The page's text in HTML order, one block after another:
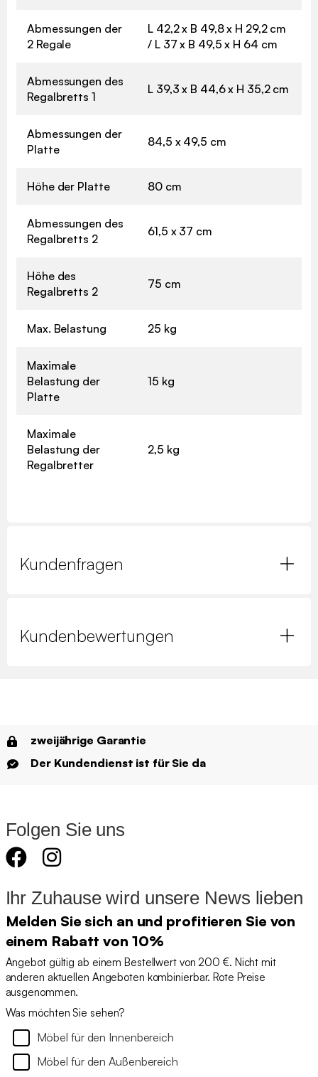
Abmessungen der
2 Regale
L 42,2 x B 49,8 x H 29,2 cm
/ L 37 x B 49,5 x H 64 cm
Abmessungen des
Regalbretts 1
L 39,3 x B 44,6 x H 35,2 cm
Abmessungen der
Platte
84,5 x 49,5 cm
Höhe der Platte 80 cm
Abmessungen des
Regalbretts 2
61,5 x 37 cm
Höhe des
Regalbretts 2
75 cm
Max. Belastung 25 kg
Maximale
Belastung der
Platte
15 kg
Maximale
Belastung der
Regalbretter
2,5 kg
Kundenfragen
Kundenbewertungen
zweijährige Garantie
Der Kundendienst ist für Sie da
Folgen Sie uns
Ihr Zuhause wird unsere News lieben
Melden Sie sich an und profitieren Sie von
einem Rabatt von 10%
Angebot gültig ab einem Bestellwert von 200 €. Nicht mit
anderen aktuellen Angeboten kombinierbar. Rote Preise
ausgenommen.
Was möchten Sie sehen?
Möbel für den Innenbereich
Möbel für den Außenbereich